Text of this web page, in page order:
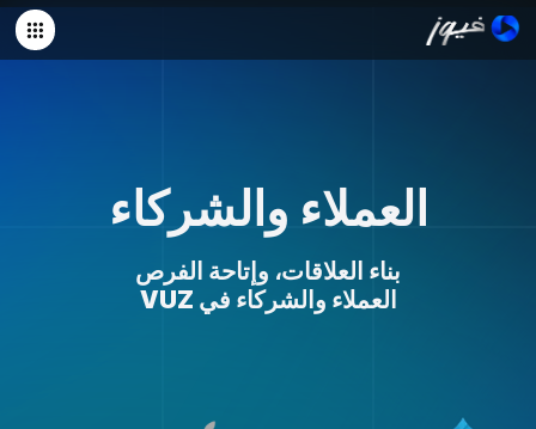
العملاء والشركاء
بناء العلاقات، وإتاحة الفرص
العملاء والشركاء في VUZ